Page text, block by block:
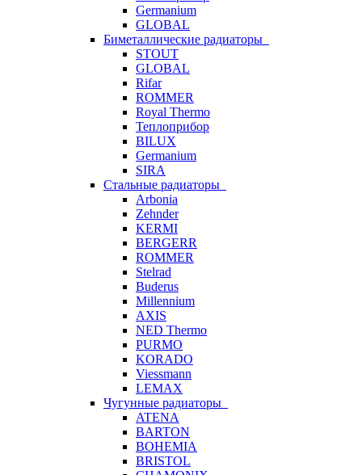
Germanium
GLOBAL
Биметаллические радиаторы
STOUT
GLOBAL
Rifar
ROMMER
Royal Thermo
Теплоприбор
BILUX
Germanium
SIRA
Стальные радиаторы
Arbonia
Zehnder
KERMI
BERGERR
ROMMER
Stelrad
Buderus
Millennium
AXIS
NED Thermo
PURMO
KORADO
Viessmann
LEMAX
Чугунные радиаторы
ATENA
BARTON
BOHEMIA
BRISTOL